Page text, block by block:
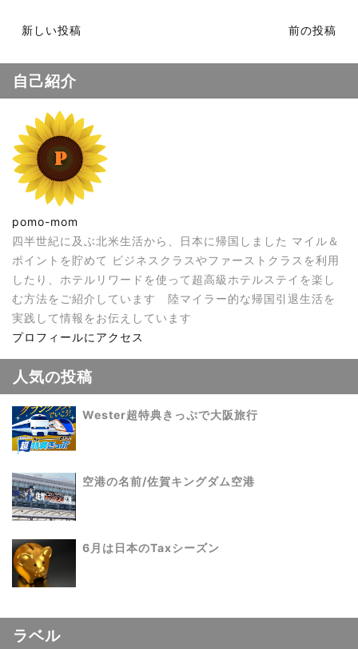
新しい投稿 前の投稿
自己紹介
pomo-mom
四半世紀に及ぶ北米生活から、日本に帰国しました マイル＆
ポイントを貯めて ビジネスクラスやファーストクラスを利用
したり、ホテルリワードを使って超高級ホテルステイを楽し
む方法をご紹介しています 陸マイラー的な帰国引退生活を
実践して情報をお伝えしています
プロフィールにアクセス
人気の投稿
Wester超特典きっぷで大阪旅行
空港の名前/佐賀キングダム空港
6月は日本のTaxシーズン
ラベル